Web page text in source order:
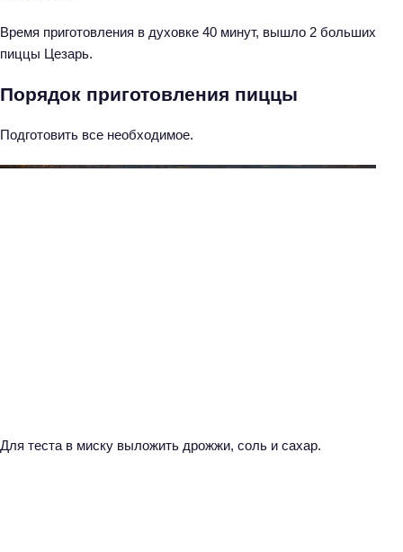
Время приготовления в духовке 40 минут, вышло 2 больших
пиццы Цезарь.
Порядок приготовления пиццы
Подготовить все необходимое.
Для теста в миску выложить дрожжи, соль и сахар.